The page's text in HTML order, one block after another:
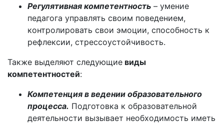
Регулятивная компетентность – умение
педагога управлять своим поведением,
контролировать свои эмоции, способность к
рефлексии, стрессоустойчивость.
Также выделяют следующие виды
компетентностей:
Компетенция в ведении образовательного
процесса. Подготовка к образовательной
деятельности вызывает необходимость иметь